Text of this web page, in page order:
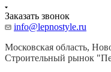
Заказать звонок
info@lepnostyle.ru
Московская область,
Строительный рынок